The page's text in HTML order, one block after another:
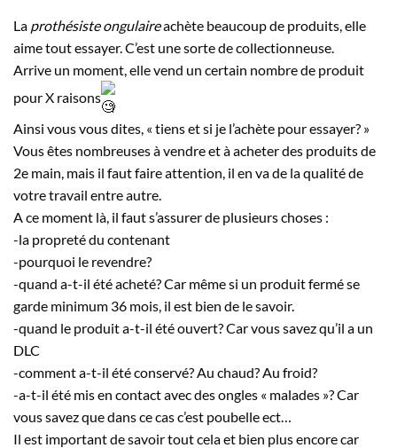
La prothésiste ongulaireachète beaucoup de produits, elle
aime tout essayer. C’est une sorte de collectionneuse.
Arrive un moment, elle vend un certain nombre de produit
pour X raisons
Ainsi vous vous dites, « tiens et si je l’achète pour essayer? »
Vous êtes nombreuses à vendre et à acheter des produits de
2e main, mais il faut faire attention, il en va de la qualité de
votre travail entre autre.
A ce moment là, il faut s’assurer de plusieurs choses :
-la propreté du contenant
-pourquoi le revendre?
-quand a-t-il été acheté? Car même si un produit fermé se
garde minimum 36 mois, il est bien de le savoir.
-quand le produit a-t-il été ouvert? Car vous savez qu’il a un
DLC
-comment a-t-il été conservé? Au chaud? Au froid?
-a-t-il été mis en contact avec des ongles « malades »? Car
vous savez que dans ce cas c’est poubelle ect…
Il est important de savoir tout cela et bien plus encore car